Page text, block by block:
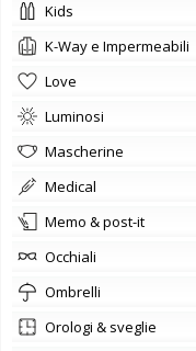
kids
K-Way e Impermeabili
love
Luminosi
Mascherine
medical
memo & post-it
occhiali
ombrelli
orologi & sveglie